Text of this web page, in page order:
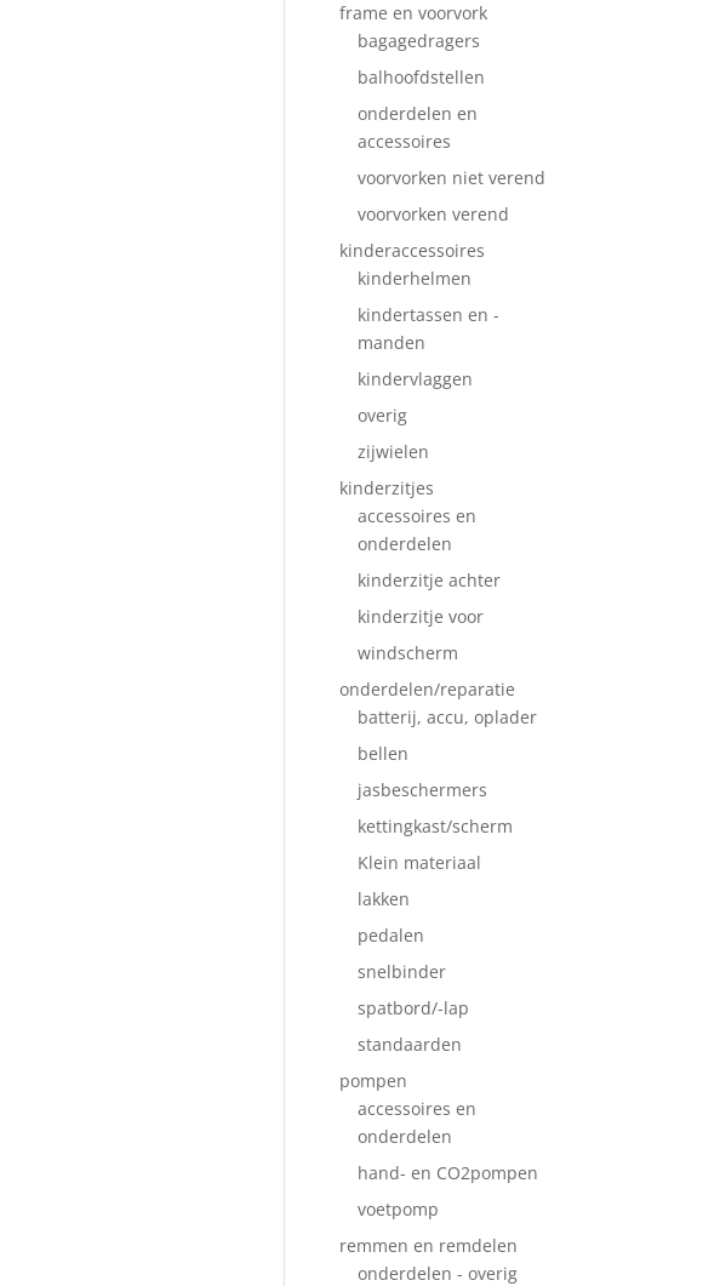
frame en voorvork
bagagedragers
balhoofdstellen
onderdelen en
accessoires
voorvorken niet verend
voorvorken verend
kinderaccessoires
kinderhelmen
kindertassen en -
manden
kindervlaggen
overig
zijwielen
kinderzitjes
accessoires en
onderdelen
kinderzitje achter
kinderzitje voor
windscherm
onderdelen/reparatie
batterij, accu, oplader
bellen
jasbeschermers
kettingkast/scherm
Klein materiaal
lakken
pedalen
snelbinder
spatbord/-lap
standaarden
pompen
accessoires en
onderdelen
hand- en CO2pompen
voetpomp
remmen en remdelen
onderdelen - overig